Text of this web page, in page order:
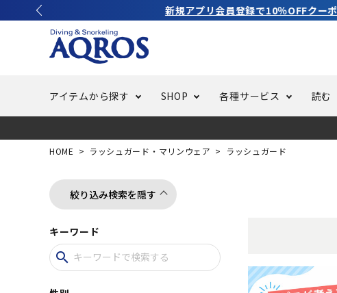
アイテムから探す
ラッシュガード・水着・マリンウェア ウエットスーツ
フリースタイルダイビング
バッグ・ケース
スイミング
SHOP
池袋店／IKEBUKURO
各種サービス
バッテリー交換 オーバーホール
読む
ニュース 特集
でしか
ご利用ガイド はじめての方へ
LINE ID連携でお買い物が便利に
求人
HOME ラッシュガード・マリンウェア ラッシュガード
絞り込み検索を隠す
キーワード
search